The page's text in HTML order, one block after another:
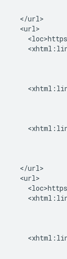
  </url>
  <url>
  </url>
  <url>